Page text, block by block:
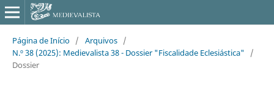
Página de Início / Arquivos /
N.º 38 (2025): Medievalista 38 - Dossier "Fiscalidade Eclesiástica"
/
Dossier